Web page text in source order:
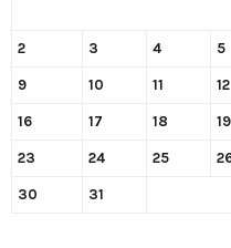
2 3 4 5
9 10 11 12
16 17 18 19
23 24 25
30 31